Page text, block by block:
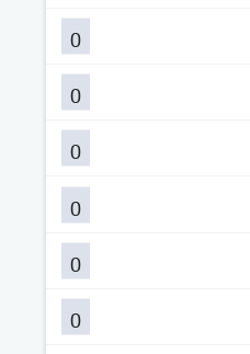
0
0
0
0
0
0